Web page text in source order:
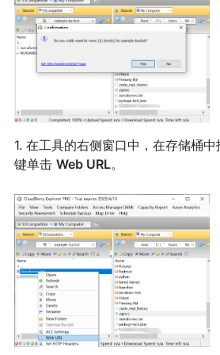
1. 在工具的右侧窗口中，在存储桶
键单击 Web URL。